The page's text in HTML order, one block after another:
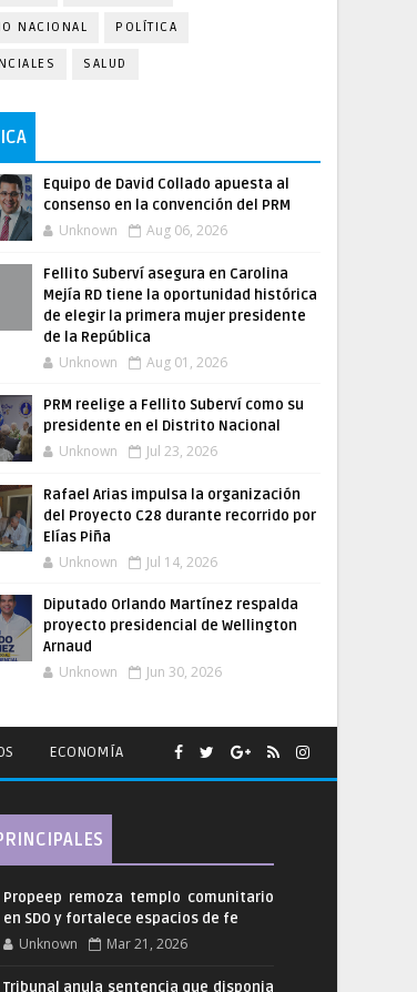
NACIONAL POLÍTICA
SALUD
Equipo de David Collado apuesta al
consenso en la convención del PRM
Unknown Aug 06, 2026
Fellito Suberví asegura en Carolina
Mejía RD tiene la oportunidad histórica
de elegir la primera mujer presidente
de la República
Unknown Aug 01, 2026
PRM reelige a Fellito Suberví como su
presidente en el Distrito Nacional
Unknown Jul 23, 2026
Rafael Arias impulsa la organización
del Proyecto C28 durante recorrido por
Elías Piña
Unknown Jul 14, 2026
Diputado Orlando Martínez respalda
proyecto presidencial de Wellington
Arnaud
Unknown Jun 30, 2026
ECONOMÍA
Propeep remoza templo comunitario
en SDO y fortalece espacios de fe
Unknown Mar 21, 2026
Tribunal anula sentencia que disponia